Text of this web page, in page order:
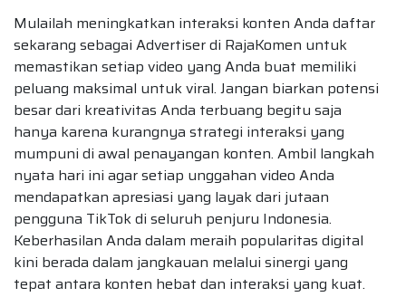
Mulailah meningkatkan interaksi konten Anda daftar
sekarang sebagai Advertiser di RajaKomen untuk
memastikan setiap video yang Anda buat memiliki
peluang maksimal untuk viral. Jangan biarkan potensi
besar dari kreativitas Anda terbuang begitu saja
hanya karena kurangnya strategi interaksi yang
mumpuni di awal penayangan konten. Ambil langkah
nyata hari ini agar setiap unggahan video Anda
mendapatkan apresiasi yang layak dari jutaan
pengguna TikTok di seluruh penjuru Indonesia.
Keberhasilan Anda dalam meraih popularitas digital
kini berada dalam jangkauan melalui sinergi yang
tepat antara konten hebat dan interaksi yang kuat.